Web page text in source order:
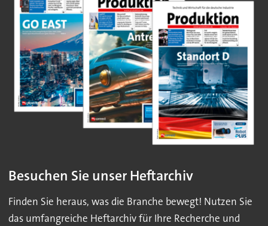
Besuchen Sie unser Heftarchiv
Finden Sie heraus, was die Branche bewegt! Nutzen Sie
das umfangreiche Heftarchiv für Ihre Recherche und